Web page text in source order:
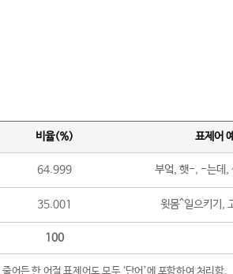
비율(%) 표제어 예
64.999 부엌, 햇-, -는데,
35.001 윗몸^일으키기,
100
어든 한 어절 표제어도 모두 ‘단어’에 포함하여 처리함.